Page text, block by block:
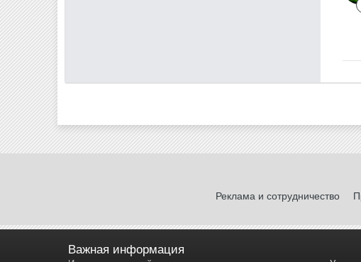
Реклама и сотрудничество
Важная информация